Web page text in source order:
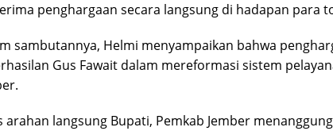
penghargaan secara langsung di hadapan para
sambutannya, Helmi menyampaikan bahwa
Gus Fawait dalam mereformasi sistem
arahan langsung Bupati, Pemkab Jember